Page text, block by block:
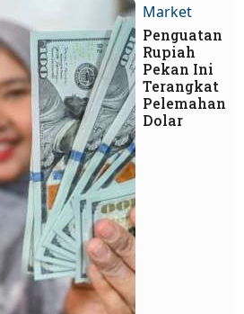
Market
Penguatan
Rupiah
Pekan Ini
Terangkat
Pelemahan
Dolar